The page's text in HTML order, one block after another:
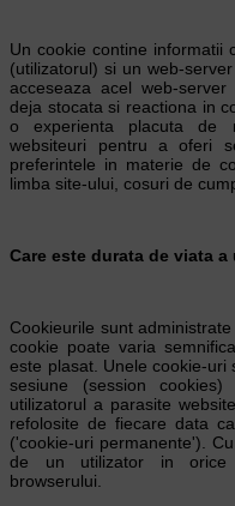
Un cookie contine informatii
(utilizatorul) si un web-
acceseaza acel web-
deja stocata si reactiona in
o experienta placuta de
websiteuri pentru a oferi
preferintele in materie de
limba site-ului, cosuri de
Care este durata de viata
Cookieurile sunt
cookie poate varia
este plasat. Unele cookie-uri
sesiune (session
utilizatorul a parasite
refolosite de fiecare data
('cookie-uri permanente').
de un utilizator in orice
browserului.